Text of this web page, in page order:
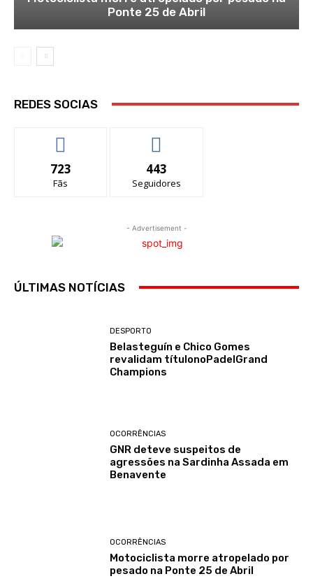
Ponte 25 de Abril
REDES SOCIAS
723
Fãs
443
Seguidores
- Advertisement -
ÚLTIMAS NOTÍCIAS
DESPORTO
Belasteguín e Chico Gomes
revalidam títulonoPadelGrand
Champions
OCORRÊNCIAS
GNR deteve suspeitos de
agressões na Sardinha Assada em
Benavente
OCORRÊNCIAS
Motociclista morre atropelado por
pesado na Ponte 25 de Abril